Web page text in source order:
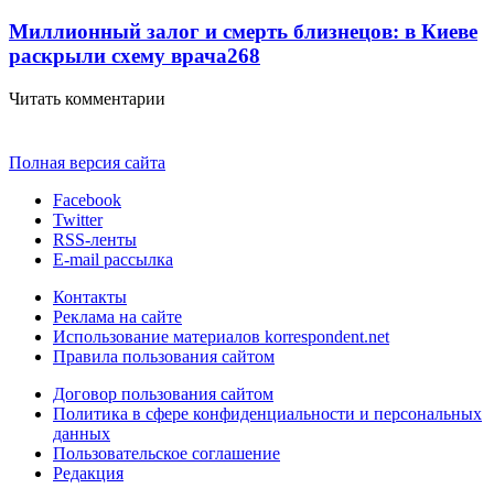
Миллионный залог и смерть близнецов: в Киеве
раскрыли схему врача268
Читать комментарии
Полная версия сайта
Facebook
Twitter
RSS-ленты
E-mail рассылка
Контакты
Реклама на сайте
Использование материалов korrespondent.net
Правила пользования сайтом
Договор пользования сайтом
Политика в сфере конфиденциальности и персональных
данных
Пользовательское соглашение
Редакция